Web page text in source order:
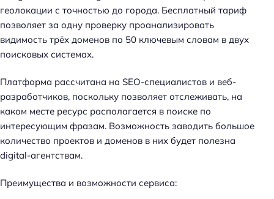
геолокации с точностью до города. Бесплатный тариф
позволяет за одну проверку проанализировать
видимость трёх доменов по 50 ключевым словам в двух
поисковых системах.
Платформа рассчитана на SEO-специалистов и веб-
разработчиков, поскольку позволяет отслеживать, на
каком месте ресурс располагается в поиске по
интересующим фразам. Возможность заводить большое
количество проектов и доменов в них будет полезна
digital-агентствам.
Преимущества и возможности сервиса: